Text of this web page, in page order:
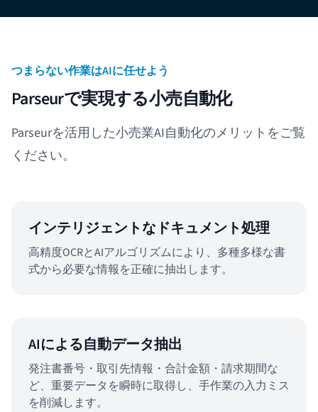
つまらない作業はAIに任せよう
Parseurで実現する小売自動化
Parseurを活用した小売業AI自動化のメリットをご覧
ください。
インテリジェントなドキュメント処理
高精度OCRとAIアルゴリズムにより、多種多様な書
式から必要な情報を正確に抽出します。
AIによる自動データ抽出
発注書番号・取引先情報・合計金額・請求期間な
ど、重要データを瞬時に取得し、手作業の入力ミス
を削減します。